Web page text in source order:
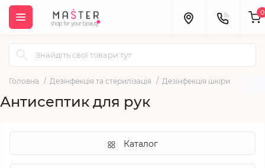
0
Головна Дезінфекція та стерилізація Дезінфекція шкіри
Антисептик для рук
Каталог